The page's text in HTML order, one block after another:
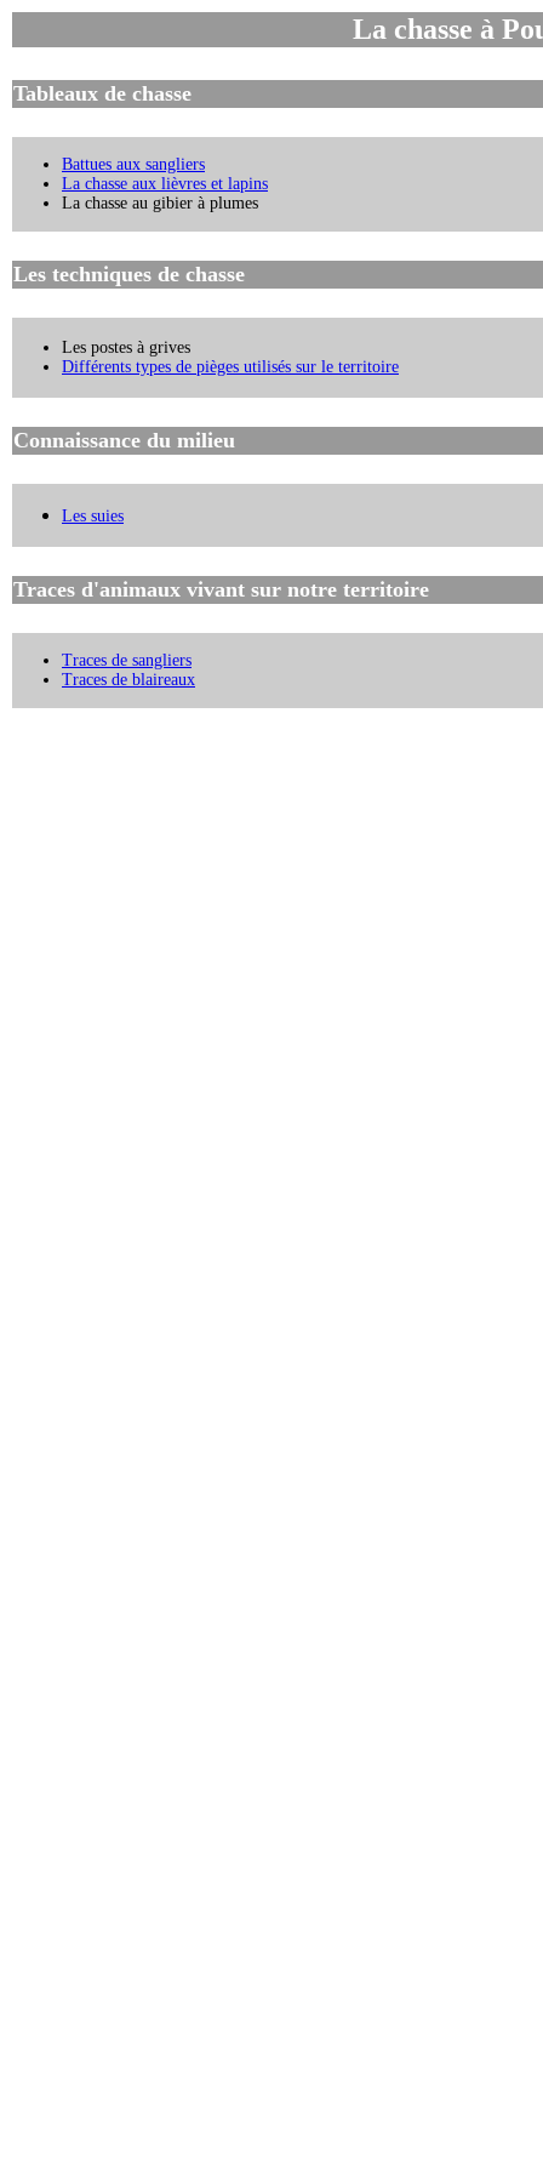
La chasse à
Tableaux de chasse
Battues aux sangliers
La chasse aux lièvres et lapins
La chasse au gibier à plumes
Les techniques de chasse
Les postes à grives
Différents types de pièges utilisés sur le territoire
Connaissance du milieu
Les suies
Traces d'animaux vivant sur notre territoire
Traces de sangliers
Traces de blaireaux